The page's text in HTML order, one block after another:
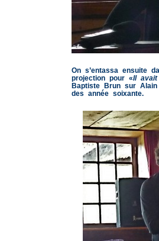
On s’entassa ensuite
projection pour «Il avait
Baptiste Brun sur
des année soixante.